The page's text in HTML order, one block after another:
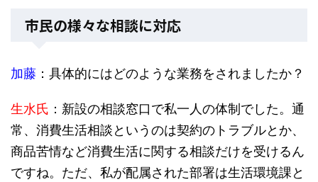
市民の様々な相談に対応
加藤 ：具体的にはどのような業務をされましたか？
生水氏 ：新設の相談窓口で私一人の体制でした。通
常、消費生活相談というのは契約のトラブルとか、
商品苦情など消費生活に関する相談だけを受けるん
ですね。ただ、私が配属された部署は生活環境課と